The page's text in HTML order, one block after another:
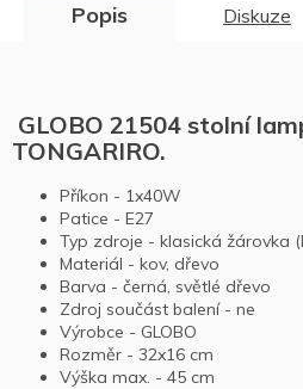
Popis Diskuze
GLOBO 21504 stolní
TONGARIRO.
Příkon - 1x40W
Patice - E27
Typ zdroje - klasická žárovka
Materiál - kov, dřevo
Barva - černá, světlé dřevo
Zdroj součást balení - ne
Výrobce - GLOBO
Rozměr - 32x16 cm
Výška max. - 45 cm